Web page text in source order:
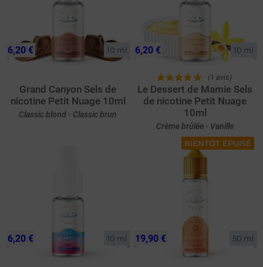
10 ml
Grand Canyon Sels de
nicotine Petit Nuage 10ml
Classic blond - Classic brun
6,20 € 10 ml
(1 avis)
Le Dessert de Mamie Sels
de nicotine Petit Nuage
10ml
Crème brûlée - Vanille
6,20 €
10 ml
6,20 €
BIENTÔT ÉPUISÉ
50 ml
19,90 €